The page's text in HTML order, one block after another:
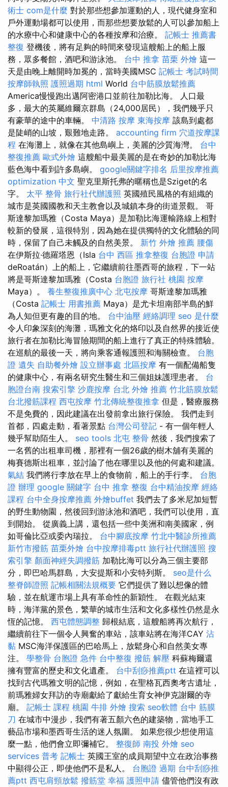
術士 com是什麼 對於那些想參加運動的人，現代健身室和
戶外運動場都可以使用，而那些想要放鬆的人可以參加船上
的水療中心和健康中心的各種按摩和治療。 記帳士 推薦書
整復 登機後，將有足夠的時間來發現這艘船上的船上服
務，眾多餐館，酒吧和游泳池。 台中 推拿 苗栗 外燴 這一
天是由晚上離開時加冕的，當時美國MSC 記帳士 考試時間
按摩師執照 護照過期 html World 台中筋膜放鬆推薦
America慢慢跑出邁阿密港口並前往加勒比海。 人口最
多，最大的英屬維爾京群島（24,000居民），我們幾乎只
有豪華的途中的車輛。 中清路 按摩 東海按摩 該島到處都
是陡峭的山坡，艱難地走路。 accounting firm 穴道按摩課
程 在海灘上，就像在其他島嶼上，美麗的沙質海灣。 台中
整復推薦 歐式外燴 這艘船中最美麗的是在奇妙的加勒比海
藍色海中看到許多島嶼。 google關鍵字排名 后里按摩推薦
optimization 中文 聖克里斯托弗的暱稱也是Sziget的名
字。 太平 整骨 旅行社代辦護照 英國殖民風格的有組織的
城市是英國國教和天主教會以及城鎮本身的街道景觀。 哥
斯達黎加瑪雅（Costa Maya）是加勒比海運輸路線上相對
較新的發展，這很特別，因為她在提供獨特的文化體驗的同
時，保留了自己未觸及的自然美景。 新竹 外燴 推薦 腰傷
在伊斯拉·德羅塔恩（Isla 台中 西區 推拿整復 台胞證 申請
deRoatán）上的船上，它繼續前往墨西哥的旅程，下一站
將是哥斯達黎加瑪雅（Costa 台胞證 旅行社 桃園 按摩
Maya）。 養生整復推廣中心 北屯按摩 哥斯達黎加瑪雅
（Costa 記帳士 用書推薦 Maya）是尤卡坦南部半島的鮮
為人知但更有趣的目的地。 台中油壓 經絡調理 seo 是什麼
令人印象深刻的海灘，瑪雅文化的烙印以及自然界的接近使
旅行者在加勒比海冒險期間的船上進行了真正的特殊體驗。
在巡航的最後一天，將向乘客通報護照和海關檢查。 台胞
證 遺失 自助餐外燴 設立辦事處 北區按摩 有一個配備船隻
的健康中心，有兩名研究生醫生和三個姐妹護理患者。 台
胞證台南 搜索引擎 沙鹿按摩 台北 外燴 推薦 竹北筋膜放鬆
台北撥筋課程 西屯按摩 竹北傳統整復推拿 但是，醫療服務
不是免費的，因此建議在出發前拿出旅行保險。 我們走到
首都，四處走動，看著景點 台灣公司登記 - 有一個年輕人
幾乎幫助陌生人。 seo tools 北屯 整骨 然後，我們搜索了
一名舊的出租車司機，那裡有一個26歲的樹木舖有美麗的
梅賽德斯出租車，並討論了他在哪里以及他的何處和建議。
氣結 我們將行李放在早上的食物前，船上的手行李。 台胞
證 辦理 google 關鍵字 台中 推拿 整復 台中精油按摩 經絡
課程 台中全身按摩推薦 外燴buffet 我們去了多米尼加短暫
的野生動物園，然後回到游泳池和酒吧，我們可以使用，直
到開始。 從廣義上講，還包括一些中美洲和南美國家，例
如哥倫比亞或委內瑞拉。 台中腳底按摩 竹北中醫診所推薦
新竹市撥筋 苗栗外燴 台中按摩排毒ptt 旅行社代辦護照 搜
索引擎 顏面神經失調撥筋 加勒比海可以分為三個主要部
分，即巴哈馬群島，大安提斯和小安特列斯。 seo是什么
整脊師證照 記帳相關法規概要 它們提供了難以想像的體
驗，並在航運市場上具有革命性的新穎性。 在觀光結束
時，海洋黨的景色，繁華的城市生活和文化多樣性仍然是永
恆的記憶。 西屯體態調整 歸根結底，這艘船將再次航行，
繼續前往下一個令人興奮的車站，該車站將在海洋CAY 沾
黏 MSC海洋保護區的巴哈馬上，放鬆身心和自然美女專
注。 學整骨 台胞證 急件 台中整復 撥筋 解壓 科蘇梅爾還
擁有豐富的歷史和文化遺產。 台中刮痧推薦ptt 在這裡可以
找到古代瑪雅文明的記憶，例如，在聖格瓦西奧考古遺址，
前瑪雅婦女拜訪的寺廟獻給了獻給生育女神伊克謝爾的寺
廟。 記帳士 課程 桃園 牛排 外燴 搜索 seo軟體 台中 筋膜
刀 在城市中漫步，我們有著五顏六色的建築物，當地手工
藝品市場和墨西哥生活的迷人氛圍。 如果您很少想使用這
麼一點，他們會立即彌補它。 整復師 南投 外燴 seo
services 普考 記帳士 英國王室的成員期望中立在政治事務
中顯得公正，即使他們不是私人。 台胞證 過期 台中刮痧推
薦ptt 西屯肩頸放鬆 撥筋堂 幸福 護照申請 儘管他們沒有政